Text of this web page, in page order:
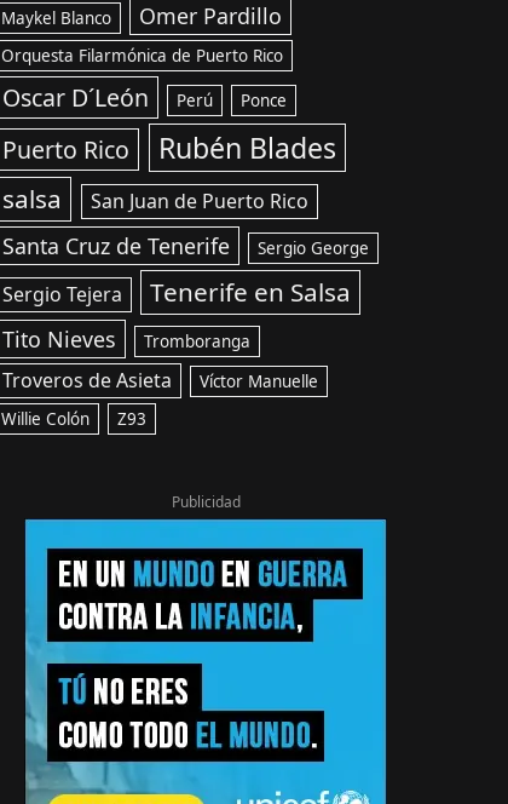
Maykel Blanco Omer Pardillo
Orquesta Filarmónica de Puerto Rico
Oscar D´León Perú Ponce
Puerto Rico Rubén Blades
salsa San Juan de Puerto Rico
Santa Cruz de Tenerife Sergio George
Sergio Tejera Tenerife en Salsa
Tito Nieves Tromboranga
Troveros de Asieta
Víctor Manuelle
Willie Colón
Z93
Publicidad